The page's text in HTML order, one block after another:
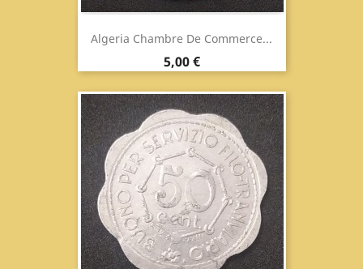
Algeria Chambre De Commerce...
Prezzo
5,00 €